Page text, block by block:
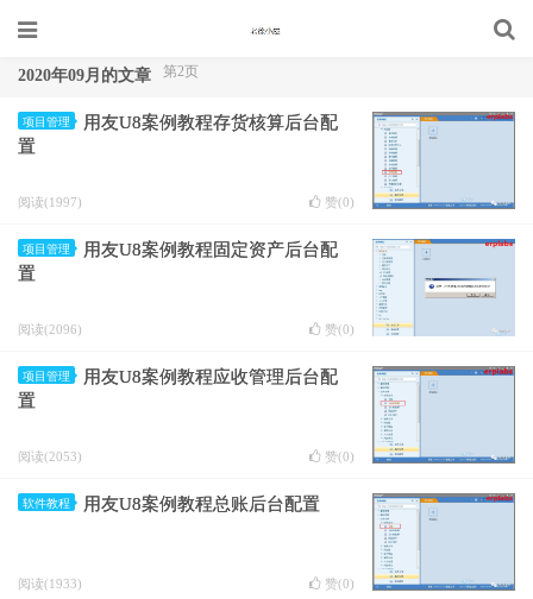
2020年09月的文章 第2页
项目管理
用友U8案例教程存货核算后台配
置
阅读(1997) 赞(0)
项目管理
用友U8案例教程固定资产后台配
置
阅读(2096) 赞(0)
项目管理
用友U8案例教程应收管理后台配
置
阅读(2053) 赞(0)
软件教程 用友U8案例教程总账后台配置
阅读(1933) 赞(0)